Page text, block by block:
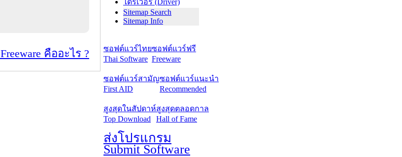
Freeware คืออะไร ?
ไดร์เวอร์ (Driver)
Sitemap Search
Sitemap Info
ซอฟต์แวร์ไทย
Thai Software
ซอฟต์แวร์ฟรี
Freeware
ซอฟต์แวร์สามัญ
First AID
ซอฟต์แวร์แนะนำ
Recommended
สูงสุดในสัปดาห์
Top Download
สูงสุดตลอดกาล
Hall of Fame
ส่งโปรแกรม
Submit Software